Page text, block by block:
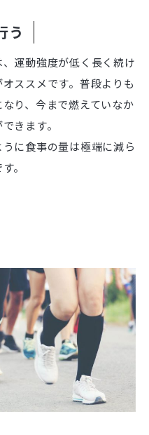
う
運動強度が低く長く続け
ススメです。普段よりも
り、今まで燃えていなか
きます。
に食事の量は極端に減ら
。